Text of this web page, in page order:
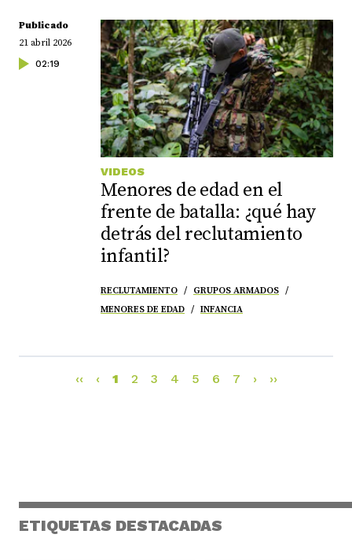
Publicado
21 abril 2026
02:19
VIDEOS
Menores de edad en el
frente de batalla: ¿qué hay
detrás del reclutamiento
infantil?
RECLUTAMIENTO
GRUPOS ARMADOS
MENORES DE EDAD
INFANCIA
‹‹ ‹ 1 2 3 4 5 6 7 › ››
ETIQUETAS DESTACADAS